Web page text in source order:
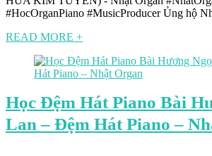
#HocOrganPiano #MusicProducer Ủng hộ
READ MORE +
Học Đệm Hát Piano Bài
Lan – Đệm Hát Piano –